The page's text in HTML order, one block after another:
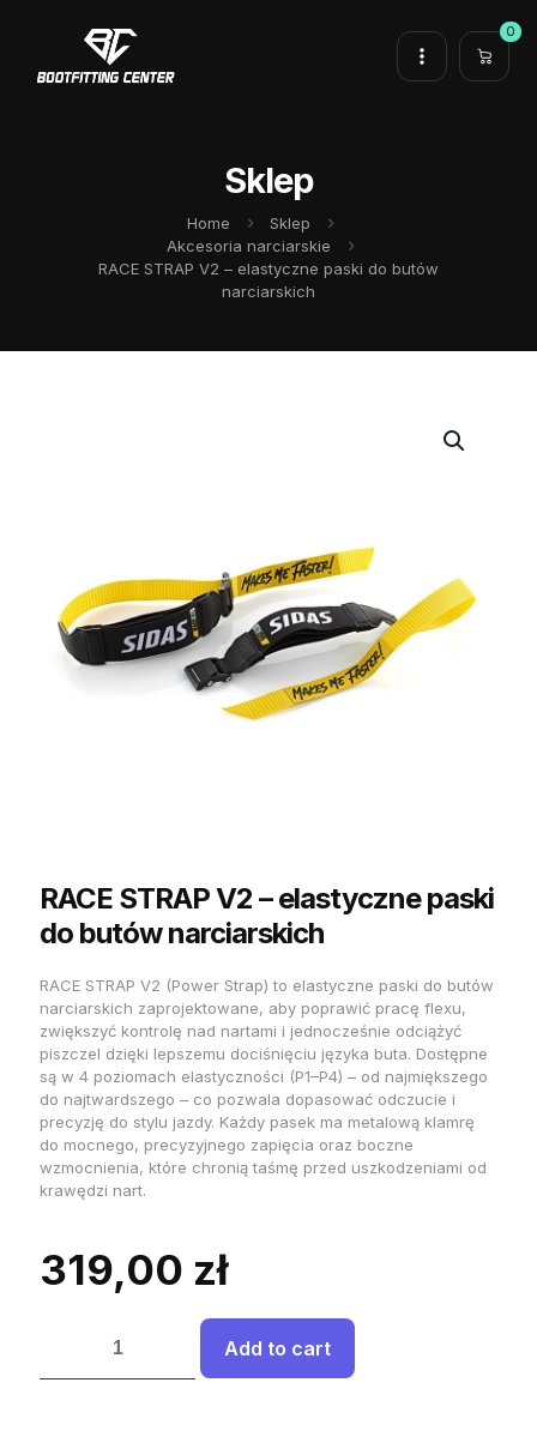
0
Sklep
Home
Sklep
Akcesoria narciarskie
RACE STRAP V2 – elastyczne paski do butów
narciarskich
RACE STRAP V2 – elastyczne paski
do butów narciarskich
RACE STRAP V2 (Power Strap) to elastyczne paski do butów
narciarskich zaprojektowane, aby poprawić pracę flexu,
zwiększyć kontrolę nad nartami i jednocześnie odciążyć
piszczel dzięki lepszemu dociśnięciu języka buta. Dostępne
są w 4 poziomach elastyczności (P1–P4) – od najmiększego
do najtwardszego – co pozwala dopasować odczucie i
precyzję do stylu jazdy. Każdy pasek ma metalową klamrę
do mocnego, precyzyjnego zapięcia oraz boczne
wzmocnienia, które chronią taśmę przed uszkodzeniami od
krawędzi nart.
319,00 zł
Add to cart